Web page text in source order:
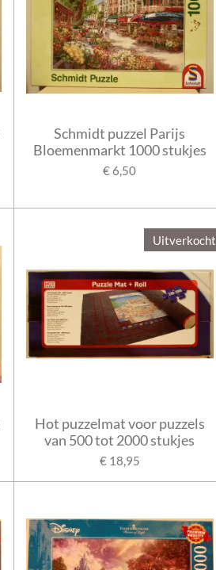
Schmidt puzzel Parijs
Bloemenmarkt 1000 stukjes
€ 6,50
Uitverkocht
Hot puzzelmat voor puzzels
van 500 tot 2000 stukjes
€ 18,95